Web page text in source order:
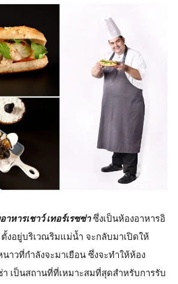
าหารเชาว์ เทอร์เรซซ่าซึ่งเป็นห้องอาหารอิ
ตั้งอยู่บริเวณริมแม่น้ำ จะกลับมาเปิดให้
าวที่กำลังจะมาเยือน ซึ่งจะทำให้ห้อง
า เป็นสถานที่ที่เหมาะสมที่สุดสำหรับการรับ